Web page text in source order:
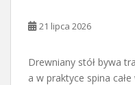
21 lipca 2026
Drewniany stół bywa
a w praktyce spina